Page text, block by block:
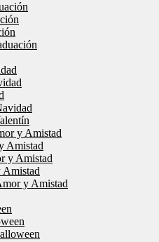
y Amistad
Amistad
y Amistad
y Amistad